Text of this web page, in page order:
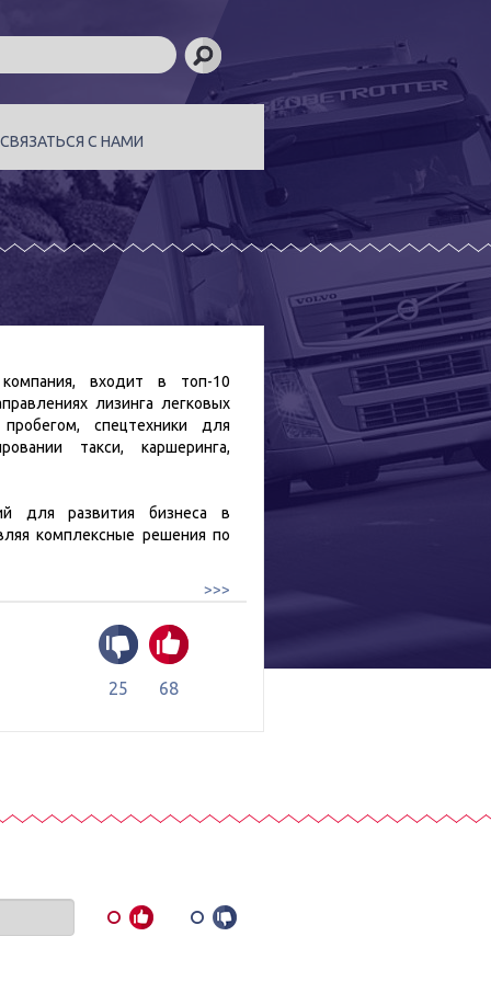
СВЯЗАТЬСЯ С НАМИ
входит в топ-10
лизинга легковых
спецтехники для
такси, каршеринга,
для развития бизнеса в
комплексные решения по
>>>
25 68